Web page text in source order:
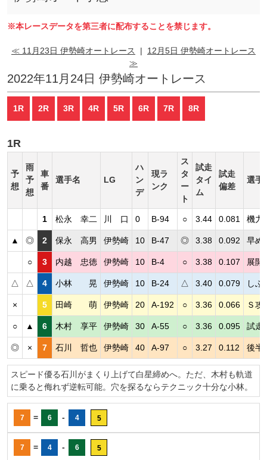
※本レースデータを第三者に配布することを禁じます。
≪ 11月23日 伊勢崎オートレース | 12月5日 伊勢崎オートレース
≫
2022年11月24日 伊勢崎オートレース
1R 2R 3R 4R 5R 6R 7R 8R
1R
予
想
雨
予
想
車
番
選手名 LG
ハ
ン
デ
現ラ
ンク
ス
タ
ー
ト
試走
タイ
ム
試走
偏差
選手
1 松永 幸二 川 口 0 B-94 ○ 3.44 0.081 機力
▲ ◎ 2 保永 高男 伊勢崎 10 B-47 ◎ 3.38 0.092 早め
○ 3 内越 忠徳 伊勢崎 10 B-4 ○ 3.38 0.107 展開
△ △ 4 小林 晃 伊勢崎 10 B-24 △ 3.40 0.079 しぶ
× 5 田崎 萌 伊勢崎 20 A-192 ○ 3.36 0.066 Ｓ攻
○ ▲ 6 木村 享平 伊勢崎 30 A-55 ○ 3.36 0.095 試走
◎ × 7 石川 哲也 伊勢崎 40 A-97 ○ 3.27 0.112 後半
スピード優る石川がまくり上げて白星締めへ。ただ、木村も軌道
に乗ると侮れず逆転可能。穴を探るならテクニック十分な小林。
7 = 6 - 4 5
7 = 4 - 6 5